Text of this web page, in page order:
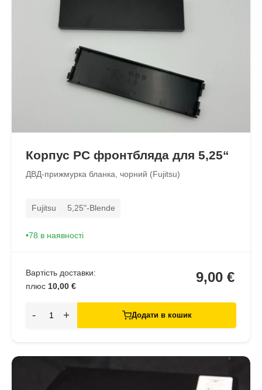
Корпус PC фронтбляда для 5,25“
ДВД-прижмурка бланка, чорний (Fujitsu)
Fujitsu 5,25"-Blende
78 в наявності
Вартість доставки:
плюс 10,00 €
9,00 €
- + Додати в кошик